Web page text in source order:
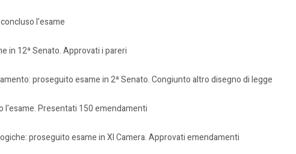
l'esame
in 12ª Senato. Approvati i pareri
proseguito esame in 2ª Senato. Congiunto altro disegno di legge
l'esame. Presentati 150 emendamenti
proseguito esame in XI Camera. Approvati emendamenti